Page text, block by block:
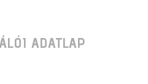
ADATLAP